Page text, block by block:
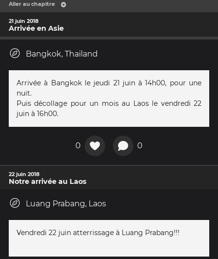
Aller au chapitre
21 juin 2018
Arrivée en Asie
Bangkok, Thailand
Arrivée à Bangkok le jeudi 21 juin à 14h00, pour une
nuit.
Puis décollage pour un mois au Laos le vendredi 22
juin à 16h00.
0 0
22 juin 2018
Notre arrivée au Laos
Luang Prabang, Laos
Vendredi 22 juin atterrissage à Luang Prabang!!!